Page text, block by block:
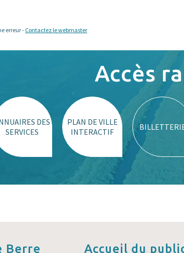
erreur -Contactez le webmaster
Accès
DES
SERVICES
PLAN DE VILLE
INTERACTIF
Berre Accueil du